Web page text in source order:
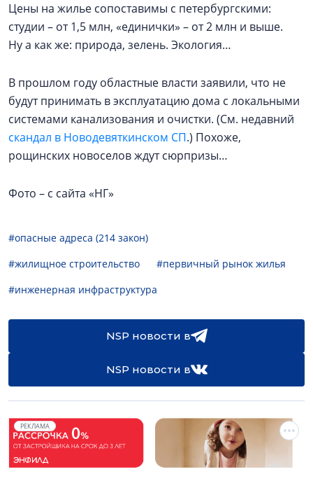
Цены на жилье сопоставимы с петербургскими:
студии – от 1,5 млн, «единички» – от 2 млн и выше.
Ну а как же: природа, зелень. Экология…
В прошлом году областные власти заявили, что не
будут принимать в эксплуатацию дома с локальными
системами канализования и очистки. (См. недавний
скандал в Новодевяткинском СП.) Похоже,
рощинских новоселов ждут сюрпризы…
Фото – с сайта «НГ»
#опасные адреса (214 закон)
#жилищное строительство
#первичный рынок жилья
#инженерная инфраструктура
NSP новости в
NSP новости в
РЕКЛАМА